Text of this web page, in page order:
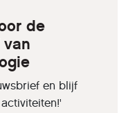
de
en blijf